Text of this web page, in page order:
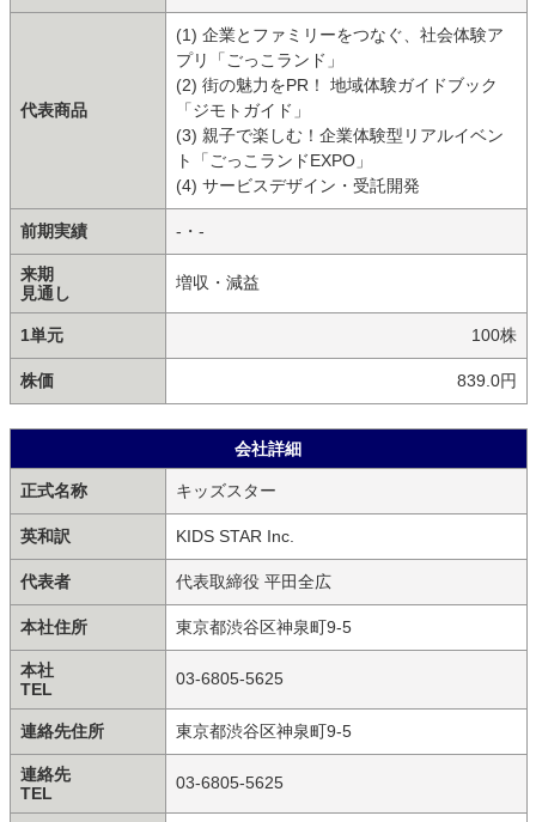
代表商品
(1) 企業とファミリーをつなぐ、社会体験ア
プリ「ごっこランド」
(2) 街の魅力をPR！ 地域体験ガイドブック
「ジモトガイド」
(3) 親子で楽しむ！企業体験型リアルイベン
ト「ごっこランドEXPO」
(4) サービスデザイン・受託開発
前期実績 -・-
来期
見通し
増収・減益
1単元 100株
株価 839.0円
会社詳細
正式名称 キッズスター
英和訳 KIDS STAR Inc.
代表者 代表取締役 平田全広
本社住所 東京都渋谷区神泉町9-5
本社
TEL
03-6805-5625
連絡先住所 東京都渋谷区神泉町9-5
連絡先
TEL
03-6805-5625